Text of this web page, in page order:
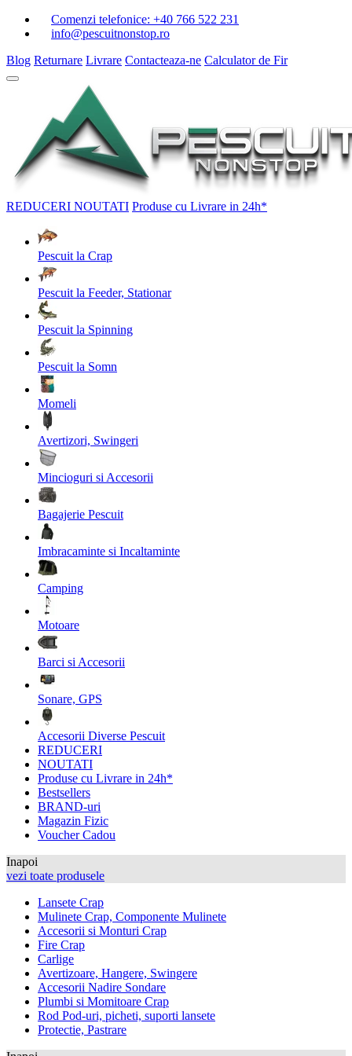
Comenzi telefonice: +40 766 522 231
info@pescuitnonstop.ro
Blog Returnare Livrare Contacteaza-ne Calculator de Fir
REDUCERI NOUTATI Produse cu Livrare in 24h*
Pescuit la Crap
Pescuit la Feeder, Stationar
Pescuit la Spinning
Pescuit la Somn
Momeli
Avertizori, Swingeri
Mincioguri si Accesorii
Bagajerie Pescuit
Imbracaminte si Incaltaminte
Camping
Motoare
Barci si Accesorii
Sonare, GPS
Accesorii Diverse Pescuit
REDUCERI
NOUTATI
Produse cu Livrare in 24h*
Bestsellers
BRAND-uri
Magazin Fizic
Voucher Cadou
Inapoi
vezi toate produsele
Lansete Crap
Mulinete Crap, Componente Mulinete
Accesorii si Monturi Crap
Fire Crap
Carlige
Avertizoare, Hangere, Swingere
Accesorii Nadire Sondare
Plumbi si Momitoare Crap
Rod Pod-uri, picheti, suporti lansete
Protectie, Pastrare